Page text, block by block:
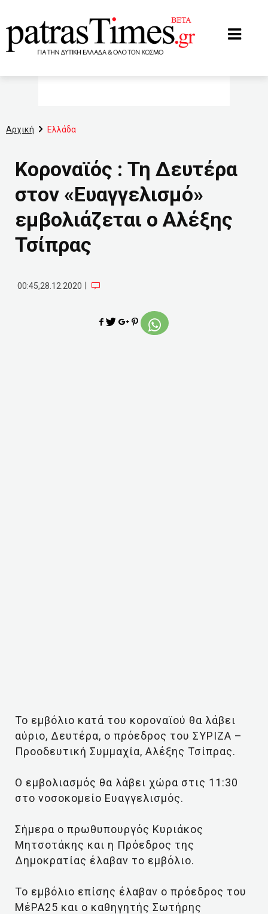
Αρχική Ελλάδα
Κοροναϊός : Τη Δευτέρα
στον «Ευαγγελισμό»
εμβολιάζεται ο Αλέξης
Τσίπρας
00:45,28.12.2020
Το εμβόλιο κατά του κοροναϊού θα λάβει
αύριο, Δευτέρα, ο πρόεδρος του ΣΥΡΙΖΑ –
Προοδευτική Συμμαχία, Αλέξης Τσίπρας.
Ο εμβολιασμός θα λάβει χώρα στις 11:30
στο νοσοκομείο Ευαγγελισμός.
Σήμερα ο πρωθυπουργός Κυριάκος
Μητσοτάκης και η Πρόεδρος της
Δημοκρατίας έλαβαν το εμβόλιο.
Το εμβόλιο επίσης έλαβαν ο πρόεδρος του
ΜέΡΑ25 και ο καθηγητής Σωτήρης